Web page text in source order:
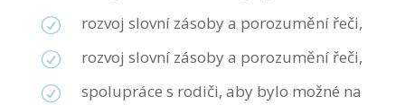
R rozvoj slovní zásoby a porozumění řeči,
R rozvoj slovní zásoby a porozumění řeči,
R
spolupráce s rodiči, aby bylo možné na